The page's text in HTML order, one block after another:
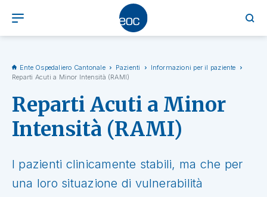
Ente Ospedaliero Cantonale Pazienti
Informazioni per il paziente
Reparti Acuti a Minor Intensità (RAMI)
Reparti Acuti a Minor
Intensità (RAMI)
I pazienti clinicamente stabili, ma che per
una loro situazione di vulnerabilità